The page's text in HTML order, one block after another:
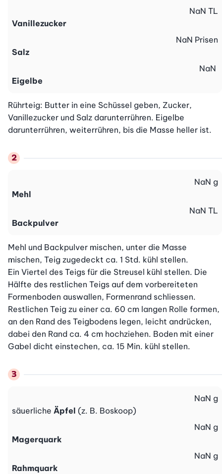
Vanillezucker
NaN TL
Salz
NaN Prisen
Eigelbe
NaN
Rührteig: Butter in eine Schüssel geben, Zucker,
Vanillezucker und Salz darunterrühren. Eigelbe
darunterrühren, weiterrühren, bis die Masse heller ist.
Mehl
NaN g
Backpulver
NaN TL
Mehl und Backpulver mischen, unter die Masse
mischen, Teig zugedeckt ca. 1 Std. kühl stellen.
Ein Viertel des Teigs für die Streusel kühl stellen. Die
Hälfte des restlichen Teigs auf dem vorbereiteten
Formenboden auswallen, Formenrand schliessen.
Restlichen Teig zu einer ca. 60 cm langen Rolle formen,
an den Rand des Teigbodens legen, leicht andrücken,
dabei den Rand ca. 4 cm hochziehen. Boden mit einer
Gabel dicht einstechen, ca. 15 Min. kühl stellen.
säuerliche Äpfel (z. B. Boskoop)
NaN g
Magerquark
NaN g
Rahmquark
NaN g